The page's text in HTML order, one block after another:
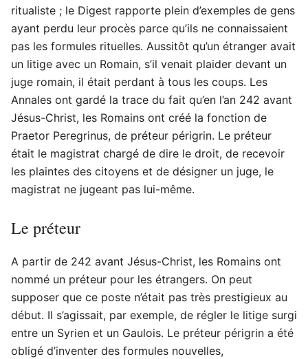
ritualiste ; le Digest rapporte plein d’exemples de gens
ayant perdu leur procès parce qu’ils ne connaissaient
pas les formules rituelles. Aussitôt qu’un étranger avait
un litige avec un Romain, s’il venait plaider devant un
juge romain, il était perdant à tous les coups. Les
Annales ont gardé la trace du fait qu’en l’an 242 avant
Jésus-Christ, les Romains ont créé la fonction de
Praetor Peregrinus, de préteur périgrin. Le préteur
était le magistrat chargé de dire le droit, de recevoir
les plaintes des citoyens et de désigner un juge, le
magistrat ne jugeant pas lui-même.
Le préteur
A partir de 242 avant Jésus-Christ, les Romains ont
nommé un préteur pour les étrangers. On peut
supposer que ce poste n’était pas très prestigieux au
début. Il s’agissait, par exemple, de régler le litige surgi
entre un Syrien et un Gaulois. Le préteur périgrin a été
obligé d’inventer des formules nouvelles,